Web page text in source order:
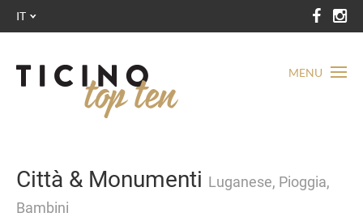
MENU
IT
Città & Monumenti Luganese, Pioggia,
Bambini